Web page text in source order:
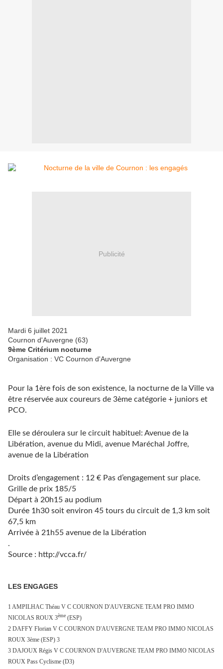
Publicité
Mardi 6 juillet 2021
Cournon d'Auvergne (63)
9ème Critérium nocturne
Organisation : VC Cournon d'Auvergne
Pour la 1ère fois de son existence, la nocturne de la Ville va
être réservée aux coureurs de 3ème catégorie + juniors et
PCO.
Elle se déroulera sur le circuit habituel: Avenue de la
Libération, avenue du Midi, avenue Maréchal Joffre,
avenue de la Libération
Droits d’engagement : 12 € Pas d’engagement sur place.
Grille de prix 185/5
Départ à 20h15 au podium
Durée 1h30 soit environ 45 tours du circuit de 1,3 km soit
67,5 km
Arrivée à 21h55 avenue de la Libération
.
Source : http://vcca.fr/
LES ENGAGES
1 AMPILHAC Théau V C COURNON D'AUVERGNE TEAM PRO IMMO
NICOLAS ROUX 3ème (ESP)
2 DAFFY Florian V C COURNON D'AUVERGNE TEAM PRO IMMO NICOLAS
ROUX 3ème (ESP) 3
3 DAJOUX Régis V C COURNON D'AUVERGNE TEAM PRO IMMO NICOLAS
ROUX Pass Cyclisme (D3)